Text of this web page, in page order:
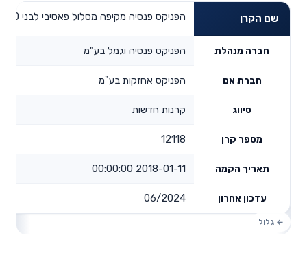
שם הקרן הפניקס פנסיה מקיפה מסלול פאסיבי לבני 60 ומעלה
חברה מנהלת הפניקס פנסיה וגמל בע"מ
חברת אם הפניקס אחזקות בע"מ
סיווג קרנות חדשות
מספר קרן 12118
תאריך הקמה 2018-01-11 00:00:00
עדכון אחרון 06/2024